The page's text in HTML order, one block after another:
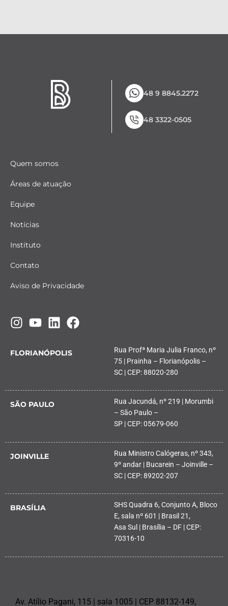
48 9 8845.2272
48 3322-0505
Quem somos
Áreas de atuação
Equipe
Notícias
Instituto
Contato
Aviso de Privacidade
FLORIANÓPOLIS
Rua Profª Maria Julia Franco, nº
75 | Prainha – Florianópolis –
SC | CEP: 88020-280
SÃO PAULO
Rua Jacundá, nº 219 | Morumbi
– São Paulo –
SP | CEP: 05679-060
JOINVILLE
Rua Ministro Calógeras, nº 343,
9º andar | Bucarein – Joinville –
SC | CEP: 89202-207
BRASÍLIA
SHS Quadra 6, Conjunto A, Bloco
E, sala nº 601 | Brasil 21,
Asa Sul | Brasília – DF | CEP:
70316-10
Av. Atílio Pagani, 115 | sala 1005 | CEP 88132-149,